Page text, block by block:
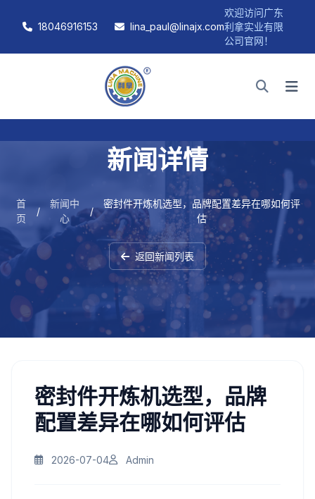
18046916153 lina_paul@linajx.com
欢迎访问广东
利拿实业有限
公司官网！
新闻详情
首
页
/
新闻中
心
/
密封件开炼机选型，品牌配置差异在哪如何评
估
返回新闻列表
密封件开炼机选型，品牌
配置差异在哪如何评估
2026-07-04 Admin